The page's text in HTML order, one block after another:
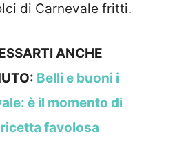
di Carnevale fritti.
ANCHE
Belli e buoni i
è il momento di
favolosa